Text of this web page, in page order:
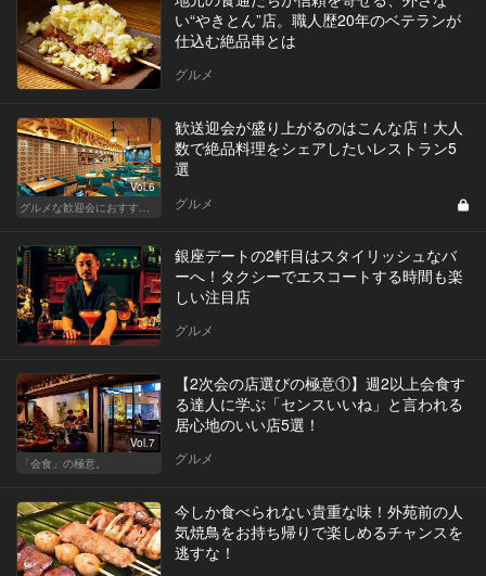
い“やきとん”店。職人歴20年のベテランが
仕込む絶品串とは
グルメ
Vol.6
グルメな歓迎会におすすめな東京の人気店
歓送迎会が盛り上がるのはこんな店！大人
数で絶品料理をシェアしたいレストラン5
選
グルメ
銀座デートの2軒目はスタイリッシュなバ
ーへ！タクシーでエスコートする時間も楽
しい注目店
グルメ
Vol.7
「会食」の極意。
【2次会の店選びの極意①】週2以上会食す
る達人に学ぶ「センスいいね」と言われる
居心地のいい店5選！
グルメ
今しか食べられない貴重な味！外苑前の人
気焼鳥をお持ち帰りで楽しめるチャンスを
逃すな！